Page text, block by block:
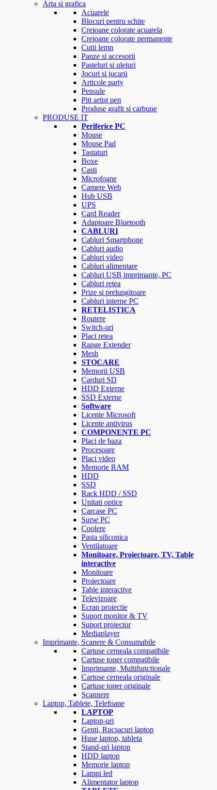
Arta si grafica
Acuarele
Blocuri pentru schite
Creioane colorate acuarela
Creioane colorate permanente
Cutii lemn
Panze si accesorii
Pasteluri si uleiuri
Jocuri si jucarii
Articole party
Pensule
Pitt artist pen
Produse grafit si carbune
PRODUSE IT
Periferice PC
Mouse
Mouse Pad
Tastaturi
Boxe
Casti
Microfoane
Camere Web
Hub USB
UPS
Card Reader
Adaptoare Bluetooth
CABLURI
Cabluri Smartphone
Cabluri audio
Cabluri video
Cabluri alimentare
Cabluri USB imprimante, PC
Cabluri retea
Prize si prelungitoare
Cabluri interne PC
RETELISTICA
Routere
Switch-uri
Placi retea
Range Extender
Mesh
STOCARE
Memorii USB
Carduri SD
HDD Externe
SSD Externe
Software
Licente Microsoft
Licente antivirus
COMPONENTE PC
Placi de baza
Procesoare
Placi video
Memorie RAM
HDD
SSD
Rack HDD / SSD
Unitati optice
Carcase PC
Surse PC
Coolere
Pasta siliconica
Ventilatoare
Monitoare, Proiectoare, TV, Table
interactive
Monitoare
Proiectoare
Table interactive
Televizoare
Ecran proiectie
Suport monitor & TV
Suport proiector
Mediaplayer
Imprimante, Scanere & Consumabile
Cartuse cerneala compatibile
Cartuse toner compatibile
Imprimante, Multifunctionale
Cartuse cerneala originale
Cartuse toner originale
Scannere
Laptop, Tablete, Telefoane
LAPTOP
Laptop-uri
Genti, Rucsacuri laptop
Huse laptop, tableta
Stand-uri laptop
HDD laptop
Memorie laptop
Lampi led
Alimentator laptop